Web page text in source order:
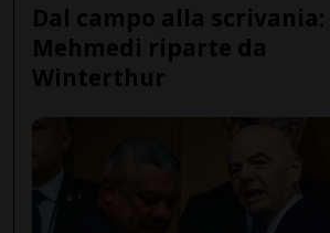
Dal campo alla scrivania:
Mehmedi riparte da
Winterthur